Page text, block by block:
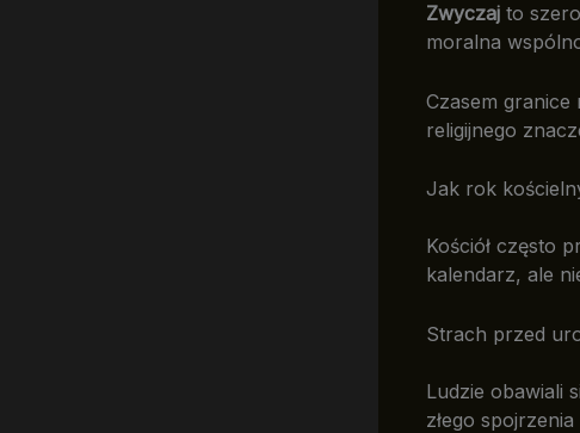
Zwyczaj to
moralna
Czasem granice
religijnego
Jak rok
Kościół często
kalendarz, ale
Strach przed
Ludzie obawiali
złego